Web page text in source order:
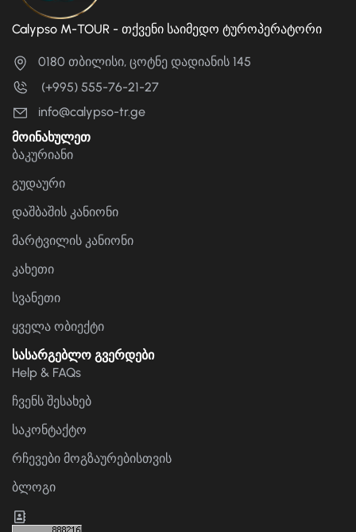
Calypso M-TOUR - თქვენი საიმედო ტუროპერატორი
0180 თბილისი, ცოტნე დადიანის 145
(+995) 555-76-21-27
info@calypso-tr.ge
მოინახულეთ
ბაკურიანი
გუდაური
დაშბაშის კანიონი
მარტვილის კანიონი
კახეთი
სვანეთი
ყველა ობიექტი
სასარგებლო გვერდები
Help & FAQs
ჩვენს შესახებ
საკონტაქტო
რჩევები მოგზაურებისთვის
ბლოგი